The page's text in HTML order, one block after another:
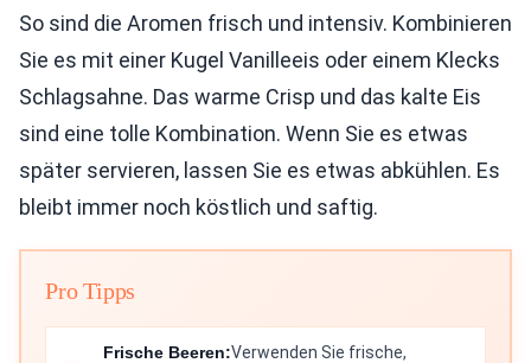
So sind die Aromen frisch und intensiv. Kombinieren
Sie es mit einer Kugel Vanilleeis oder einem Klecks
Schlagsahne. Das warme Crisp und das kalte Eis
sind eine tolle Kombination. Wenn Sie es etwas
später servieren, lassen Sie es etwas abkühlen. Es
bleibt immer noch köstlich und saftig.
Pro Tipps
Frische Beeren:Verwenden Sie frische,